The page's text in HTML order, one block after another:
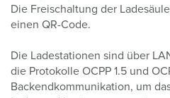
Die Freischaltung der
einen QR-Code.
Die Ladestationen sind über
die Protokolle OCPP 1.5 und
Backendkommunikation, um